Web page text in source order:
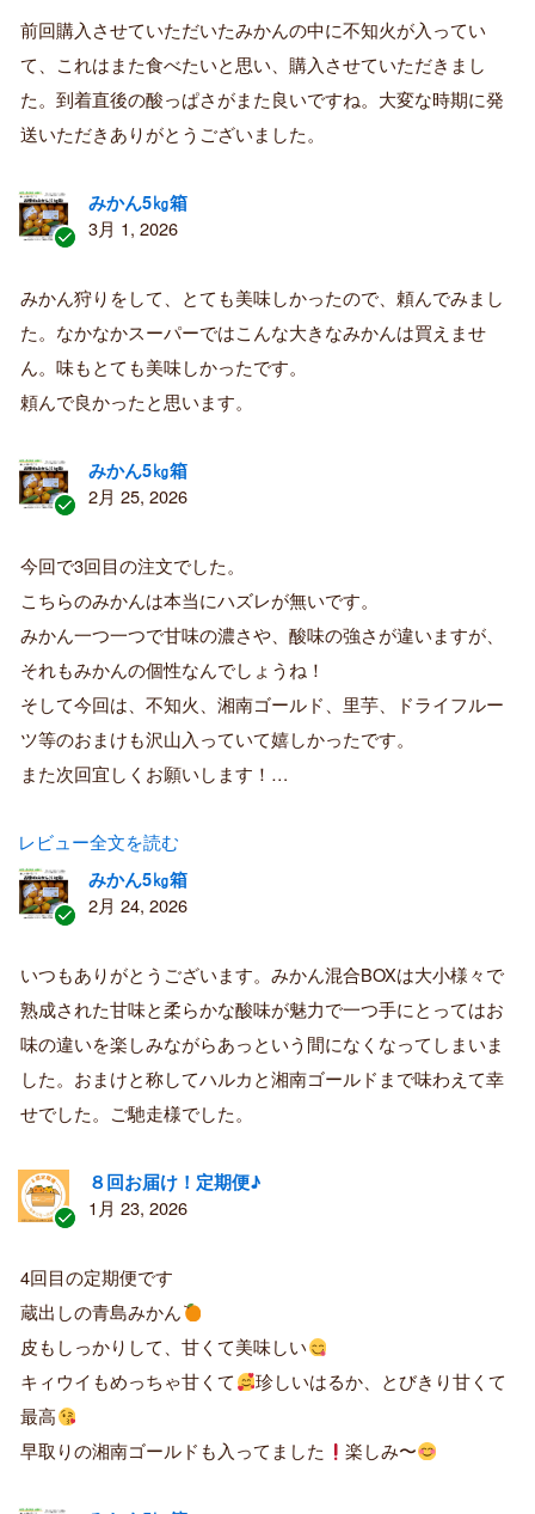
証
済
み
購
者
前回購入させていただいたみかんの中に不知火が入ってい
て、これはまた食べたいと思い、購入させていただきまし
た。到着直後の酸っぱさがまた良いですね。大変な時期に発
送いただきありがとうございました。
証
済
み
購
者
みかん5㎏箱
3月 1, 2026
みかん狩りをして、とても美味しかったので、頼んでみまし
た。なかなかスーパーではこんな大きなみかんは買えませ
ん。味もとても美味しかったです。
頼んで良かったと思います。
証
済
み
購
者
みかん5㎏箱
2月 25, 2026
今回で3回目の注文でした。
こちらのみかんは本当にハズレが無いです。
みかん一つ一つで甘味の濃さや、酸味の強さが違いますが、
それもみかんの個性なんでしょうね！
そして今回は、不知火、湘南ゴールド、里芋、ドライフルー
ツ等のおまけも沢山入っていて嬉しかったです。
また次回宜しくお願いします！…
レビュー全文を読む
証
済
み
購
者
みかん5㎏箱
2月 24, 2026
いつもありがとうございます。みかん混合BOXは大小様々で
熟成された甘味と柔らかな酸味が魅力で一つ手にとってはお
味の違いを楽しみながらあっという間になくなってしまいま
した。おまけと称してハルカと湘南ゴールドまで味わえて幸
せでした。ご馳走様でした。
証
済
み
購
者
８回お届け！定期便♪
1月 23, 2026
4回目の定期便です
蔵出しの青島みかん
皮もしっかりして、甘くて美味しい
キィウイもめっちゃ甘くて
珍しいはるか、とびきり甘くて
最高
早取りの湘南ゴールドも入ってました
楽しみ〜